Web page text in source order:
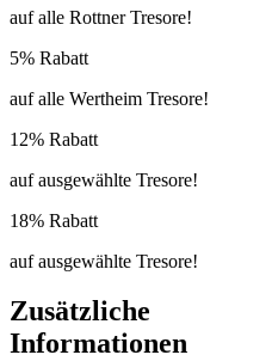
auf alle Rottner Tresore!
5% Rabatt
auf alle Wertheim Tresore!
12% Rabatt
auf ausgewählte Tresore!
18% Rabatt
auf ausgewählte Tresore!
Zusätzliche
Informationen